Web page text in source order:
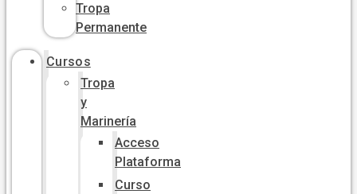
Tropa
Permanente
Cursos
Tropa
y
Marinería
Acceso
Plataforma
Curso